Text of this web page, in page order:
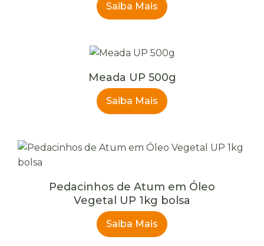
Saiba Mais
Meada UP 500g
Saiba Mais
Pedacinhos de Atum em Óleo
Vegetal UP 1kg bolsa
Saiba Mais